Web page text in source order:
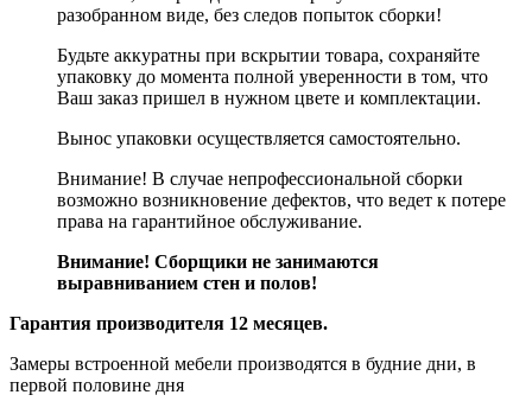
разобранном виде, без следов попыток сборки!
Будьте аккуратны при вскрытии товара, сохраняйте
упаковку до момента полной уверенности в том, что
Ваш заказ пришел в нужном цвете и комплектации.
Вынос упаковки осуществляется самостоятельно.
Внимание! В случае непрофессиональной сборки
возможно возникновение дефектов, что ведет к потере
права на гарантийное обслуживание.
Внимание! Сборщики не занимаются
выравниванием стен и полов!
Гарантия производителя 12 месяцев.
Замеры встроенной мебели производятся в будние дни, в
первой половине дня